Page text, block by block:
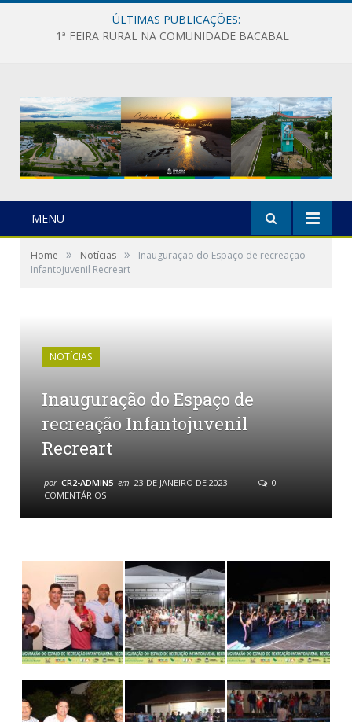
ÚLTIMAS PUBLICAÇÕES:
1ª FEIRA RURAL NA COMUNIDADE BACABAL
MENU
Home » Notícias »
Inauguração do Espaço de recreação
Infantojuvenil Recreart
NOTÍCIAS
Inauguração do Espaço de
recreação Infantojuvenil
Recreart
por CR2-ADMIN5 em 23 DE JANEIRO DE 2023
0
COMENTÁRIOS